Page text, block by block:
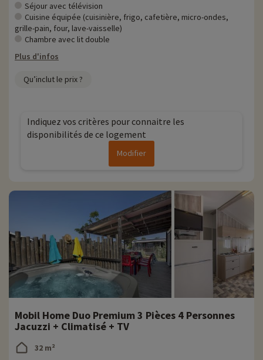
Séjour avec télévision
Cuisine équipée (cuisinière, frigo, cafetière, micro-ondes,
grille-pain, four, lave-vaisselle)
Chambre avec lit double
Plus d'infos
Qu’inclut le prix ?
Indiquez vos critères pour connaitre les
disponibilités de ce logement
Modifier
Mobil Home Duo Premium 3 Pièces 4 Personnes
Jacuzzi + Climatisé + TV
32 m²